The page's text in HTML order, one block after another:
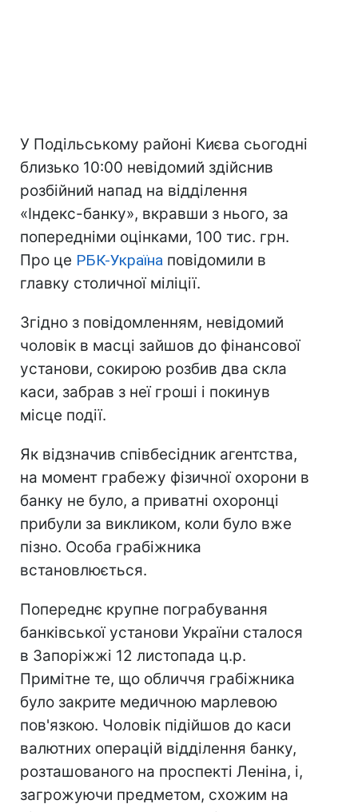
У Подільському районі Києва сьогодні
близько 10:00 невідомий здійснив
розбійний напад на відділення
«Індекс-банку», вкравши з нього, за
попередніми оцінками, 100 тис. грн.
Про це РБК-Україна повідомили в
главку столичної міліції.
Згідно з повідомленням, невідомий
чоловік в масці зайшов до фінансової
установи, сокирою розбив два скла
каси, забрав з неї гроші і покинув
місце події.
Як відзначив співбесідник агентства,
на момент грабежу фізичної охорони в
банку не було, а приватні охоронці
прибули за викликом, коли було вже
пізно. Особа грабіжника
встановлюється.
Попереднє крупне пограбування
банківської установи України сталося
в Запоріжжі 12 листопада ц.р.
Примітне те, що обличчя грабіжника
було закрите медичною марлевою
пов'язкою. Чоловік підійшов до каси
валютних операцій відділення банку,
розташованого на проспекті Леніна, і,
загрожуючи предметом, схожим на